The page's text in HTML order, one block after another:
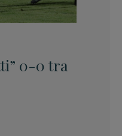
0-0 tra